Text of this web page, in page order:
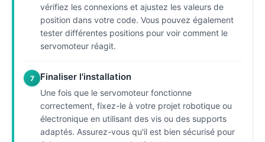
vérifiez les connexions et ajustez les valeurs de
position dans votre code. Vous pouvez également
tester différentes positions pour voir comment le
servomoteur réagit.
7 Finaliser l'installation
Une fois que le servomoteur fonctionne
correctement, fixez-le à votre projet robotique ou
électronique en utilisant des vis ou des supports
adaptés. Assurez-vous qu'il est bien sécurisé pour